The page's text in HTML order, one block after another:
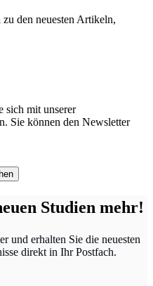
den neuesten Artikeln,
sich mit unserer
Sie können den Newsletter
Studien mehr!
und erhalten Sie die neuesten
direkt in Ihr Postfach.